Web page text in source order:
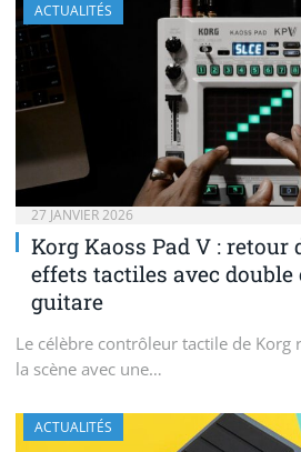
ACTUALITÉS
27 JANVIER 2026
Korg Kaoss Pad V : retour
effets tactiles avec
guitare
Le célèbre contrôleur tactile de Korg
la scène avec une…
ACTUALITÉS